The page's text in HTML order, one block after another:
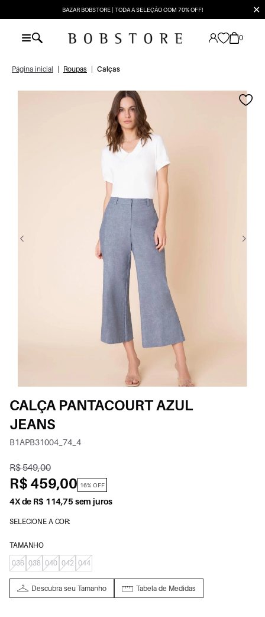
BAZAR BOBSTORE | TODA A SELEÇÃO COM 70% OFF! ✕
0
Página inicial Roupas Calças
CALÇA PANTACOURT AZUL
JEANS
B1APB31004_74_4
R$ 549,00
R$ 459,00 16% OFF
4X de R$ 114,75 sem juros
SELECIONE A COR:
TAMANHO
036 038 040 042 044
Descubra seu Tamanho Tabela de Medidas